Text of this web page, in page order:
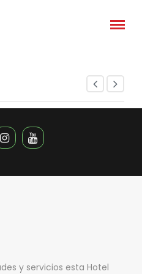
y servicios esta Hotel